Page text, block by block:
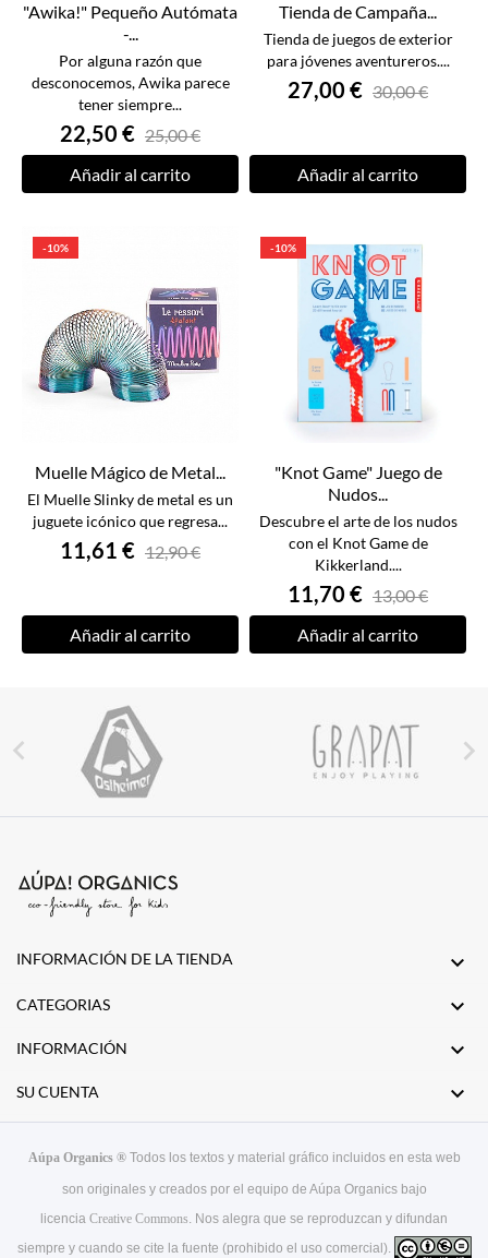
"Awika!" Pequeño Autómata
-...
Por alguna razón que
desconocemos, Awika parece
tener siempre...
22,50 € 25,00 €
Añadir al carrito
Tienda de Campaña...
Tienda de juegos de exterior
para jóvenes aventureros....
27,00 € 30,00 €
Añadir al carrito
-10%
Muelle Mágico de Metal...
El Muelle Slinky de metal es un
juguete icónico que regresa...
11,61 € 12,90 €
Añadir al carrito
-10%
"Knot Game" Juego de
Nudos...
Descubre el arte de los nudos
con el Knot Game de
Kikkerland....
11,70 € 13,00 €
Añadir al carrito
 
INFORMACIÓN DE LA TIENDA 
CATEGORIAS 
INFORMACIÓN 
SU CUENTA 
Aúpa Organics ® Todos los textos y material gráfico incluidos en esta web
son originales y creados por el equipo de Aúpa Organics bajo
licencia Creative Commons. Nos alegra que se reproduzcan y difundan
siempre y cuando se cite la fuente (prohibido el uso comercial).